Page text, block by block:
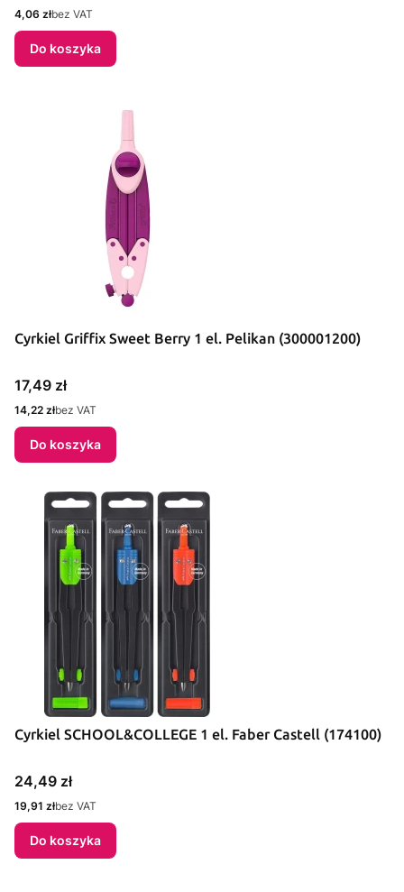
Cena
4,06 złbez VAT
Do koszyka
Cyrkiel Griffix Sweet Berry 1 el. Pelikan (300001200)
Cena
17,49 zł
Cena
14,22 złbez VAT
Do koszyka
Cyrkiel SCHOOL&COLLEGE 1 el. Faber Castell (174100)
Cena
24,49 zł
Cena
19,91 złbez VAT
Do koszyka